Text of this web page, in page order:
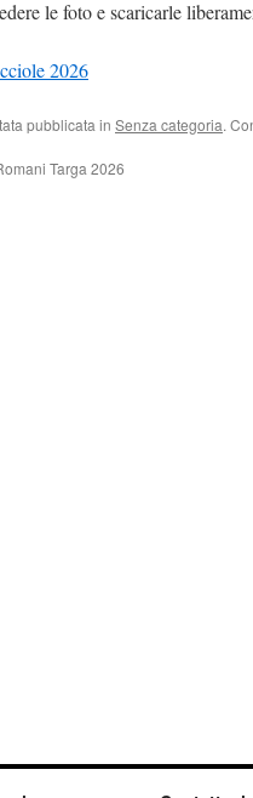
le foto e scaricarle
2026
pubblicata in Senza categoria.
Targa 2026